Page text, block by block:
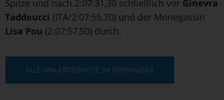
Spitze und nach 2:07:31,30 schließlich vor Ginevra
Taddeucci (ITA/2:07:55,70) und der Monegassin
Lisa Pou (2:07:57,50) durch.
ALLE WM-ERGEBNISSE IM FREIWASSER